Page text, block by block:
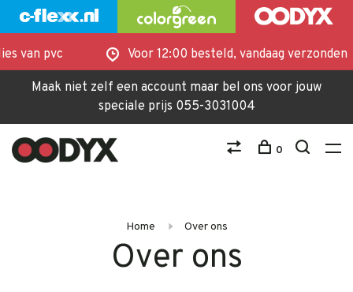
van pvc Voor 12:00 besteld, vandaag verzonden
Maak niet zelf een account maar bel ons voor jouw
speciale prijs 055-3031004
0
Home Over ons
Over ons